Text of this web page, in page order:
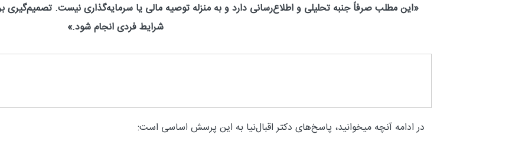
«این مطلب صرفاً جنبه تحلیلی و اطلاع‌رسانی دارد و به منزله توصیه مالی یا سرمایه‌گذاری نیست. تصمیم‌گیری
شرایط فردی انجام شود.»
در ادامه آنچه میخوانید، پاسخ‌های دکتر اقبال‌نیا به این پرسش اساسی است: